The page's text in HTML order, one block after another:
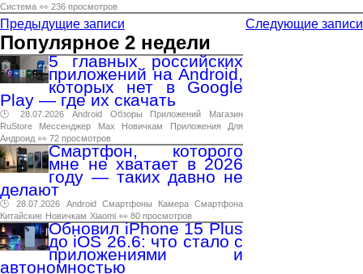
Система 👀 236 просмотров
Предыдущие записи Следующие записи
Популярное 2 недели
5 главных российских
приложений на Android,
которых нет в Google
Play — где их скачать
🕑 28.07.2026 Android Обзоры Приложений
Магазин
RuStore
Мессенджер Max Новичкам Приложения
Для
Андроид 👀 72 просмотров
Смартфон, которого
мне не хватает в 2026
году — таких давно не
делают
🕑 28.07.2026 Android Смартфоны Камера Смартфона
Китайские Новичкам Xiaomi 👀 80 просмотров
Обновил iPhone 15 Plus
до iOS 26.6: что стало с
приложениями и
автономностью